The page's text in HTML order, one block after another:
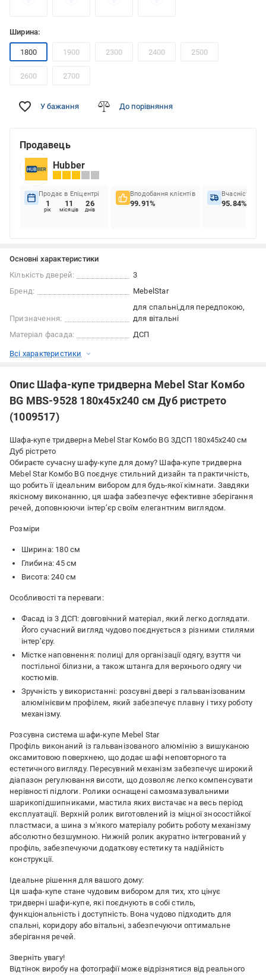
Ширина:
1800 1900 2300 2400 2500
2600 2700
У бажання До порівняння
Продавець
Hubber
Продає в Епіцентрі
1
рік
11
місяців
26
днів
Вподобання клієнтів
99.91%
Вчасність
95.84%
Основні характеристики
Кількість дверей:
3
Бренд:
MebelStar
Призначення:
для спальні для передпокою
для вітальні
Матеріал фасада:
ДСП
Всі характеристики
Опис Шафа-купе тридверна Mebel Star Комбо
BG MBS-9528 180х45х240 см Дуб ристрето
(1009517)
Шафа-купе тридверна Mebel Star Комбо BG 3ДСП 180x45x240 см
Дуб рістрето
Обираєте сучасну шафу-купе для дому? Шафа-купе тридверна
Mebel Star Комбо BG поєднує стильний дизайн та практичність,
що робить її ідеальним вибором для будь-якої кімнати. Завдяки
якісному виконанню, ця шафа забезпечує ефективне зберігання
речей, доповнюючи інтер’єр своїм елегантним виглядом.
Розміри
Ширина: 180 см
Глибина: 45 см
Висота: 240 см
Особливості та переваги:
Фасад із 3 ДСП: довговічний матеріал, який легко доглядати.
Його сучасний вигляд чудово поєднується з різними стилями
інтер’єру.
Містке наповнення: полиці для організації одягу, взуття чи
постільної білизни, а також штанга для верхнього одягу чи
костюмів.
Зручність у використанні: розсувні двері з гальванізованим
алюмінієвим профілем, який забезпечує плавну і тиху роботу
механізму.
Розсувна система шафи-купе Mebel Star
Профіль виконаний із гальванізованого алюмінію з вишуканою
оксамитовою поверхнею, що додає шафі неповторного та
естетичного вигляду. Пересувний механізм забезпечує широкий
діапазон регулювання висоти, що дозволяє легко компенсувати
нерівності підлоги. Ролики оснащені самозмазувальними
шарикопідшипниками, мастила яких вистачає на весь період
експлуатації. Верхній ролик виготовлений із міцної зносостійкої
пластмаси, а шина з м'якого матеріалу робить роботу механізму
абсолютно безшумною. Нижній ролик акуратно інтегрований у
профіль, забезпечуючи додаткову естетику та надійність
конструкції.
Ідеальне рішення для вашого дому:
Ця шафа-купе стане чудовим вибором для тих, хто цінує
тридверні шафи-купе, які поєднують в собі стиль,
функціональність і доступність. Вона чудово підходить для
спальні, коридору або вітальні, забезпечуючи оптимальне
зберігання речей.
Зверніть увагу!
Відтінок виробу на фотографії може відрізнятися від реального